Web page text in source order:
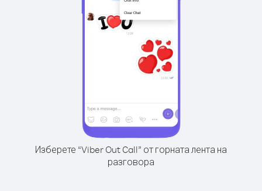
Изберете “Viber Out Call” от горната лента на
разговора